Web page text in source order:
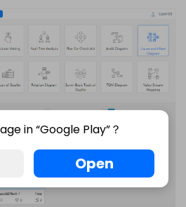
in “Google Play”？
Open